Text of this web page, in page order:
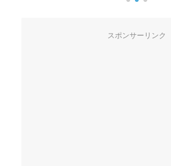
スポンサーリンク